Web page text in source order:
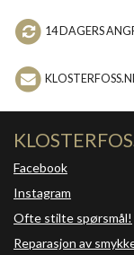
14 DAGERS
Facebook
Instagram
Ofte stilte spørsmål!
Reparasjon av